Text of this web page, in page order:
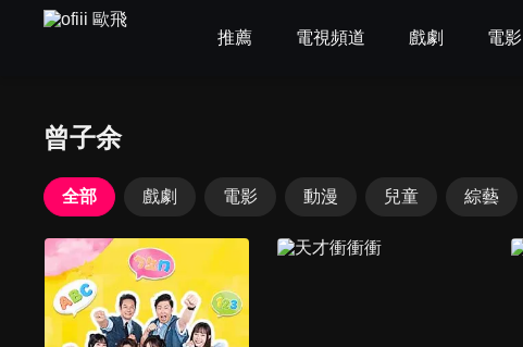
推薦 電視頻道 戲劇 電影
曾子余
全部 戲劇 電影 動漫 兒童 綜藝